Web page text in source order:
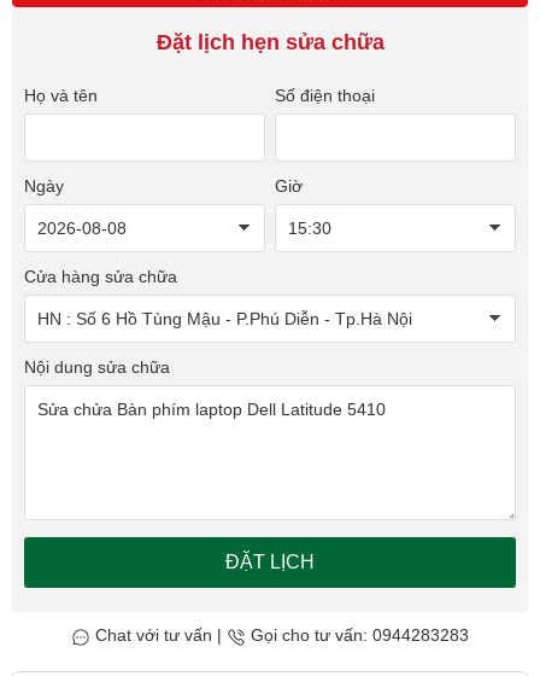
Đặt lịch hẹn sửa chữa
Họ và tên Số điện thoại
Ngày Giờ
Cửa hàng sửa chữa
Nội dung sửa chữa
ĐẶT LỊCH
Chat với tư vấn | Gọi cho tư vấn: 0944283283